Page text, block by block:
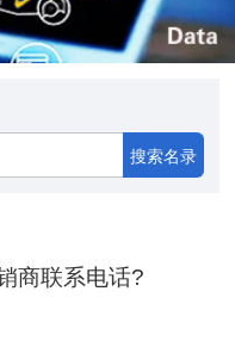
搜索名录
商联系电话?